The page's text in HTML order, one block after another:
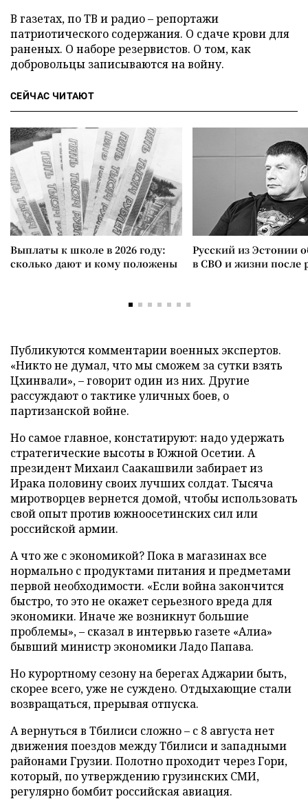
В газетах, по ТВ и радио – репортажи
патриотического содержания. О сдаче крови для
раненых. О наборе резервистов. О том, как
добровольцы записываются на войну.
СЕЙЧАС ЧИТАЮТ
Выплаты к школе в 2026 году:
сколько дают и кому положены
Русский из Эстонии
в СВО и жизни после
Публикуются комментарии военных экспертов.
«Никто не думал, что мы сможем за сутки взять
Цхинвали», – говорит один из них. Другие
рассуждают о тактике уличных боев, о
партизанской войне.
Но самое главное, констатируют: надо удержать
стратегические высоты в Южной Осетии. А
президент Михаил Саакашвили забирает из
Ирака половину своих лучших солдат. Тысяча
миротворцев вернется домой, чтобы использовать
свой опыт против южноосетинских сил или
российской армии.
А что же с экономикой? Пока в магазинах все
нормально с продуктами питания и предметами
первой необходимости. «Если война закончится
быстро, то это не окажет серьезного вреда для
экономики. Иначе же возникнут большие
проблемы», – сказал в интервью газете «Алиа»
бывший министр экономики Ладо Папава.
Но курортному сезону на берегах Аджарии быть,
скорее всего, уже не суждено. Отдыхающие стали
возвращаться, прерывая отпуска.
А вернуться в Тбилиси сложно – с 8 августа нет
движения поездов между Тбилиси и западными
районами Грузии. Полотно проходит через Гори,
который, по утверждению грузинских СМИ,
регулярно бомбит российская авиация.